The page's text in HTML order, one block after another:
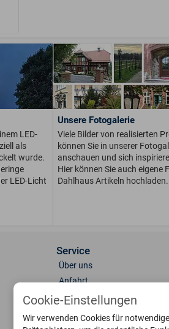
LED-
als
wurde.
LED-Licht
Unsere Fotogalerie
Viele Bilder von realisierten
können Sie in unserer
anschauen und sich
Hier können Sie auch eigene
Dahlhaus Artikeln hochladen.
Service
Über uns
Anfahrt
Fotogalerie
Leuchtengläser
Cookie-Einstellungen
Wir verwenden Cookies für